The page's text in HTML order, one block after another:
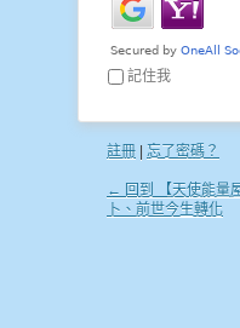
記住我
註冊 忘了密碼？
← 回到 【天使能量
卜、前世今生轉化